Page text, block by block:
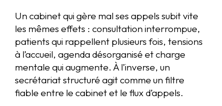
Un cabinet qui gère mal ses appels subit vite
les mêmes effets : consultation interrompue,
patients qui rappellent plusieurs fois, tensions
à l’accueil, agenda désorganisé et charge
mentale qui augmente. À l’inverse, un
secrétariat structuré agit comme un filtre
fiable entre le cabinet et le flux d’appels.